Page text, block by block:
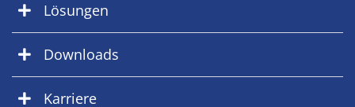
Lösungen
Downloads
Karriere